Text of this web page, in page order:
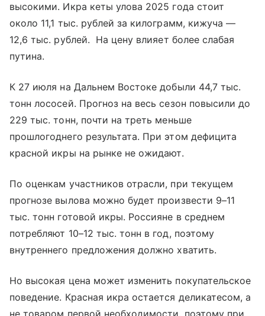
высокими. Икра кеты улова 2025 года стоит
около 11,1 тыс. рублей за килограмм, кижуча —
12,6 тыс. рублей. На цену влияет более слабая
путина.
К 27 июля на Дальнем Востоке добыли 44,7 тыс.
тонн лососей. Прогноз на весь сезон повысили до
229 тыс. тонн, почти на треть меньше
прошлогоднего результата. При этом дефицита
красной икры на рынке не ожидают.
По оценкам участников отрасли, при текущем
прогнозе вылова можно будет произвести 9–11
тыс. тонн готовой икры. Россияне в среднем
потребляют 10–12 тыс. тонн в год, поэтому
внутреннего предложения должно хватить.
Но высокая цена может изменить покупательское
поведение. Красная икра остается деликатесом, а